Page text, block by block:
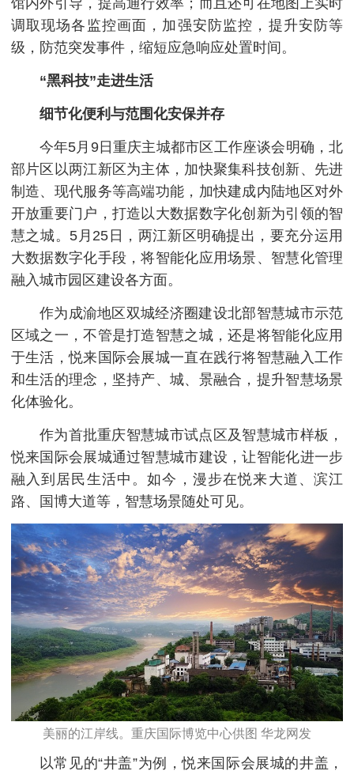
调取现场各监控画面，加强安防监控，提升安防等
级，防范突发事件，缩短应急响应处置时间。
“黑科技”走进生活
细节化便利与范围化安保并存
今年5月9日重庆主城都市区工作座谈会明确，北
部片区以两江新区为主体，加快聚集科技创新、先进
制造、现代服务等高端功能，加快建成内陆地区对外
开放重要门户，打造以大数据数字化创新为引领的智
慧之城。5月25日，两江新区明确提出，要充分运用
大数据数字化手段，将智能化应用场景、智慧化管理
融入城市园区建设各方面。
作为成渝地区双城经济圈建设北部智慧城市示范
区域之一，不管是打造智慧之城，还是将智能化应用
于生活，悦来国际会展城一直在践行将智慧融入工作
和生活的理念，坚持产、城、景融合，提升智慧场景
化体验化。
作为首批重庆智慧城市试点区及智慧城市样板，
悦来国际会展城通过智慧城市建设，让智能化进一步
融入到居民生活中。如今，漫步在悦来大道、滨江
路、国博大道等，智慧场景随处可见。
美丽的江岸线。重庆国际博览中心供图 华龙网发
以常见的“井盖”为例，悦来国际会展城的井盖，